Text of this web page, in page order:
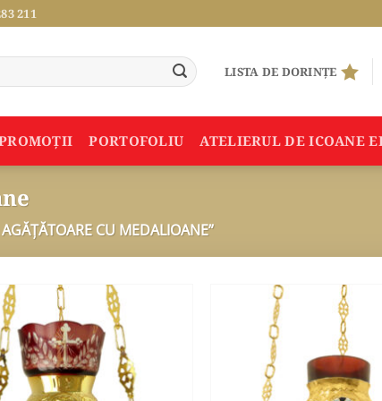
211
LISTA DE DORINȚE
PORTOFOLIU ATELIERUL DE ICOANE
CU MEDALIOANE”
WISHLIST